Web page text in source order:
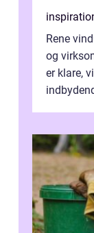
Rene
og
er klare,